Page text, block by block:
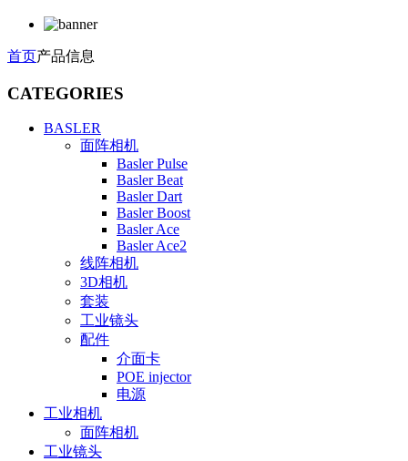
首页产品信息
CATEGORIES
BASLER
面阵相机
Basler Pulse
Basler Beat
Basler Dart
Basler Boost
Basler Ace
Basler Ace2
线阵相机
3D相机
套装
工业镜头
配件
介面卡
POE injector
电源
工业相机
面阵相机
工业镜头